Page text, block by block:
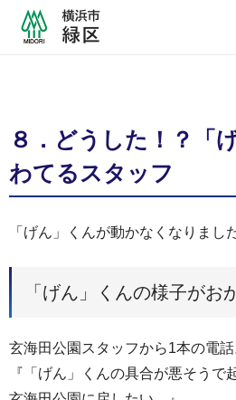
８．どうした！？「
わてるスタッフ
「げん」くんが動かなくなりまし
「げん」くんの様子がお
玄海田公園スタッフから1本の電話
『「げん」くんの具合が悪そうで